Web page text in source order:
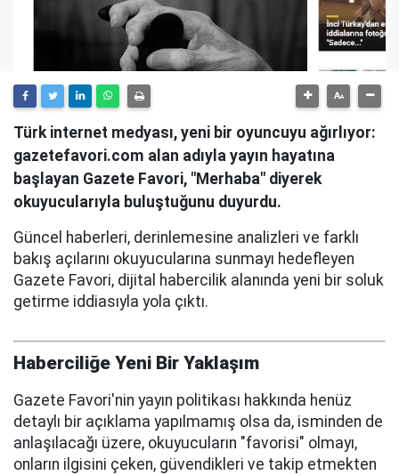
Türk internet medyası, yeni bir oyuncuyu ağırlıyor:
gazetefavori.com alan adıyla yayın hayatına
başlayan Gazete Favori, "Merhaba" diyerek
okuyucularıyla buluştuğunu duyurdu.
Güncel haberleri, derinlemesine analizleri ve farklı
bakış açılarını okuyucularına sunmayı hedefleyen
Gazete Favori, dijital habercilik alanında yeni bir soluk
getirme iddiasıyla yola çıktı.
Haberciliğe Yeni Bir Yaklaşım
Gazete Favori'nin yayın politikası hakkında henüz
detaylı bir açıklama yapılmamış olsa da, isminden de
anlaşılacağı üzere, okuyucuların "favorisi" olmayı,
onların ilgisini çeken, güvendikleri ve takip etmekten